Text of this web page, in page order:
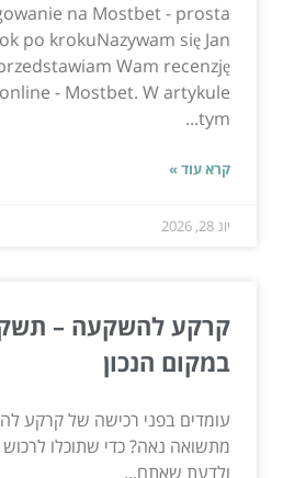
na Mostbet - prosta
po krokuNazywam się Jan
Wam recenzję
- Mostbet. W artykule
tym...
קרא עוד »
יונ 28, 2026
קרקע להשקעה –
במקום הנכון
עומדים בפני רכישה של קרקע
מתשואה נאה? כדי שתוכלו
ולדעת שאתם...